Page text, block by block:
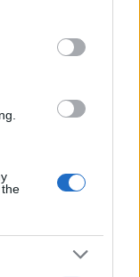
in below Google
Η
του